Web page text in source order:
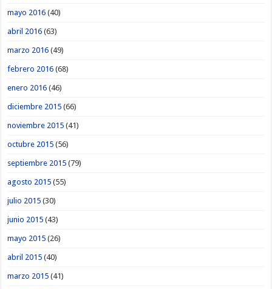
mayo 2016 (40)
abril 2016 (63)
marzo 2016 (49)
febrero 2016 (68)
enero 2016 (46)
diciembre 2015 (66)
noviembre 2015 (41)
octubre 2015 (56)
septiembre 2015 (79)
agosto 2015 (55)
julio 2015 (30)
junio 2015 (43)
mayo 2015 (26)
abril 2015 (40)
marzo 2015 (41)